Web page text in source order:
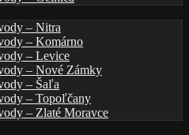
– Nitra
– Komárno
– Levice
– Nové Zámky
– Šaľa
– Topoľčany
– Zlaté Moravce